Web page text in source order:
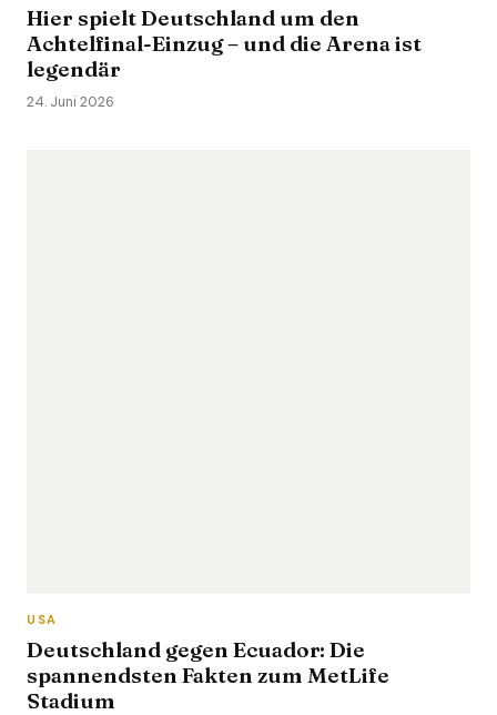
Hier spielt Deutschland um den
Achtelfinal-Einzug – und die Arena ist
legendär
24. Juni 2026
USA
Deutschland gegen Ecuador: Die
spannendsten Fakten zum MetLife
Stadium